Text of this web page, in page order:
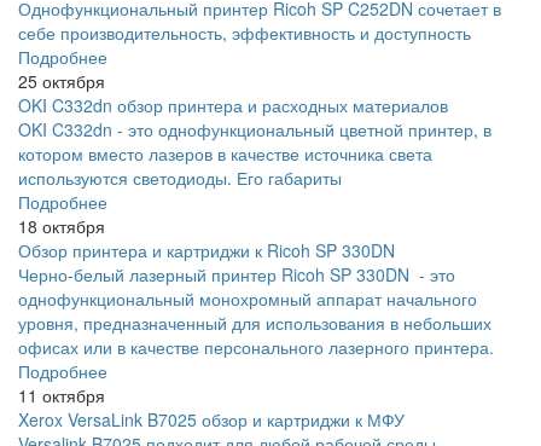
Однофункциональный принтер Ricoh SP C252DN сочетает в
себе производительность, эффективность и доступность
Подробнее
25 октября
OKI C332dn обзор принтера и расходных материалов
OKI C332dn - это однофункциональный цветной принтер, в
котором вместо лазеров в качестве источника света
используются светодиоды. Его габариты
Подробнее
18 октября
Обзор принтера и картриджи к Ricoh SP 330DN
Черно-белый лазерный принтер Ricoh SP 330DN - это
однофункциональный монохромный аппарат начального
уровня, предназначенный для использования в небольших
офисах или в качестве персонального лазерного принтера.
Подробнее
11 октября
Xerox VersaLink B7025 обзор и картриджи к МФУ